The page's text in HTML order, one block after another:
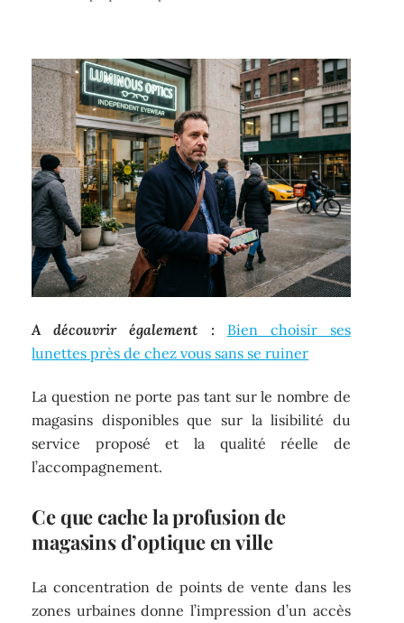
A découvrir également :
Bien choisir ses
lunettes près de chez vous sans se ruiner
La question ne porte pas tant sur le nombre de
magasins disponibles que sur la lisibilité du
service proposé et la qualité réelle de
l’accompagnement.
Ce que cache la profusion de
magasins d’optique en ville
La concentration de points de vente dans les
zones urbaines donne l’impression d’un accès